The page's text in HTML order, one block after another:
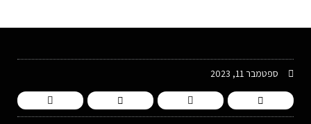
ספטמבר 11, 2023